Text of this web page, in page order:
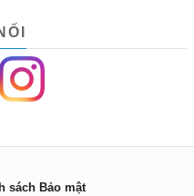
sách Bảo mật